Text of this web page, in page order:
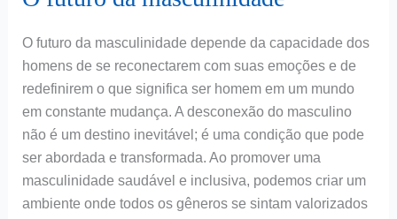
O futuro da masculinidade depende da capacidade dos
homens de se reconectarem com suas emoções e de
redefinirem o que significa ser homem em um mundo
em constante mudança. A desconexão do masculino
não é um destino inevitável; é uma condição que pode
ser abordada e transformada. Ao promover uma
masculinidade saudável e inclusiva, podemos criar um
ambiente onde todos os gêneros se sintam valorizados